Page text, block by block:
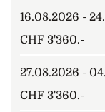
16.08.2026 -
CHF 3'360.-
27.08.2026 -
CHF 3'360.-